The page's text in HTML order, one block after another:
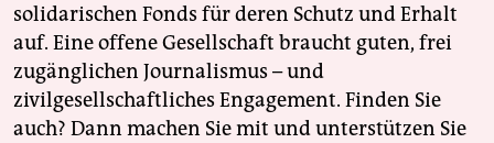
solidarischen Fonds für deren Schutz und Erhalt
auf. Eine offene Gesellschaft braucht guten, frei
zugänglichen Journalismus – und
zivilgesellschaftliches Engagement. Finden Sie
auch? Dann machen Sie mit und unterstützen Sie